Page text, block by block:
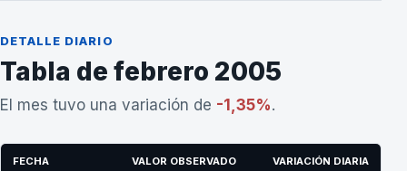
DETALLE DIARIO
Tabla de febrero 2005
El mes tuvo una variación de -1,35%.
FECHA VALOR OBSERVADO VARIACIÓN DIARIA